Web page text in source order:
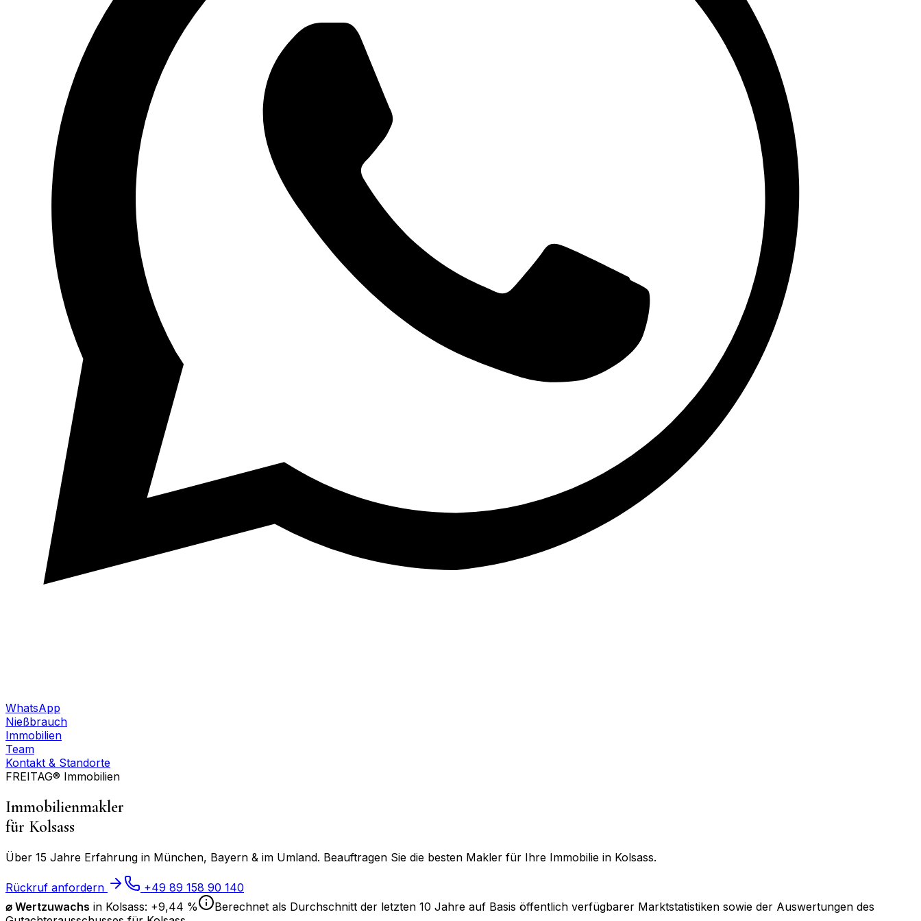
WhatsApp
Nießbrauch
Immobilien
Team
Kontakt & Standorte
FREITAG® Immobilien
Immobilienmakler
für Kolsass
Über 15 Jahre Erfahrung in München, Bayern & im Umland. Beauftragen Sie die besten Makler für Ihre Immobilie in Kolsass.
Rückruf anfordern
+49 89 158 90 140
⌀ Wertzuwachs in Kolsass: +9,44 %
Berechnet als Durchschnitt der letzten 10 Jahre auf Basis öffentlich verfügbarer Marktstatistiken sowie der Auswertungen des